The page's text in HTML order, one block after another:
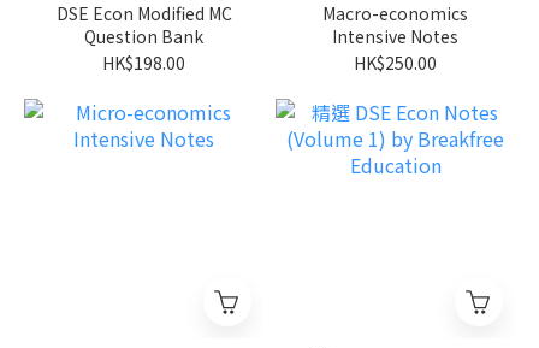
DSE Econ Modified MC
Question Bank
HK$198.00
Macro-economics
Intensive Notes
HK$250.00